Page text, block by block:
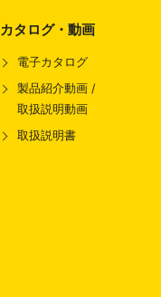
カタログ・動画
電子カタログ
製品紹介動画 /
取扱説明動画
取扱説明書